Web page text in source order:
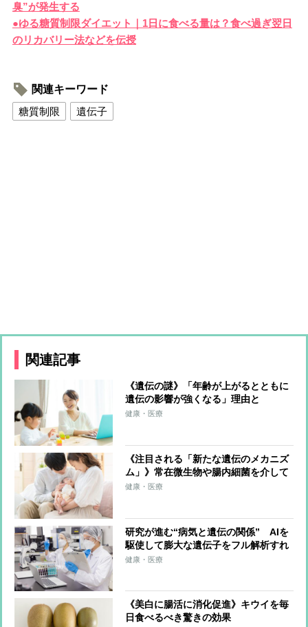
臭”が発生する
●ゆる糖質制限ダイエット｜1日に食べる量は？食べ過ぎ翌日
のリカバリー法などを伝授
関連キーワード
糖質制限
遺伝子
関連記事
《遺伝の謎》「年齢が上がるとともに
遺伝の影響が強くなる」理由と
は…“成長課程で初めて影響を与える
健康・医療
《注目される「新たな遺伝のメカニズ
ム」》常在微生物や腸内細菌を介して
母から子に伝わる“腸遺伝”、脳や精神
健康・医療
研究が進む“病気と遺伝の関係” AIを
駆使して膨大な遺伝子をフル解析すれ
ば、高血圧や糖尿病など生活習慣病の
健康・医療
《美白に腸活に消化促進》キウイを毎
日食べるべき驚きの効果